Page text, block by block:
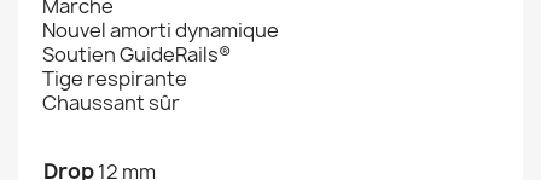
Marche
Nouvel amorti dynamique
Soutien GuideRails®
Tige respirante
Chaussant sûr
Drop12 mm